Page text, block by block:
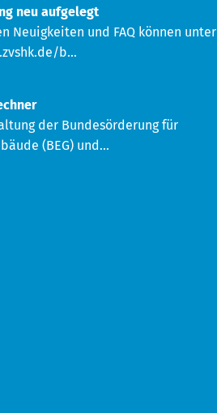
neu aufgelegt
Neuigkeiten und FAQ können unter
b...
der Bundesörderung für
(BEG) und...